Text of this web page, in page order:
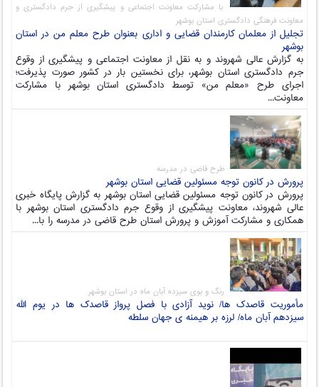
با مشارکت معاونت اجتماعی و پیشگیری از جرم دادگستری و
معاونت فرهنگی دادگستری استان بوشهر
تجلیل از معلمان کارمندان قضایی و اداری بعنوان طرح معلم من در استان
بوشهر
به گزارش عالی شهروند و به نقل از معاونت اجتماعی و پیشگیری از وقوع
جرم دادگستری استان بوشهر، برای نخستین بار در کشور صورت پذیرفت؛
اجرای طرح «معلم من» توسط دادگستری استان بوشهر با مشارکت
معاونت...
طرح قاضی در مدرسه
پرورش در کانون توجه مسئولین قضایی استان بوشهر
پرورش در کانون توجه مسئولین قضایی استان بوشهر به گزارش پایگاه خبری
عالی شهروند، معاونت پیشگیری از وقوع جرم دادگستری استان بوشهر با
همکاری و مشارکت آموزش و پرورش استان طرح قاضی در مدرسه را با...
رنگ و بوی سیزده آبان ماه در استان بوشهر
مأموریت قاصدک ها/ نوید آزادی با فصل پرواز قاصدک ها در یوم الله
سیزدهم آبان ماه/ لرزه بر هیمنه ی جهان سلطه